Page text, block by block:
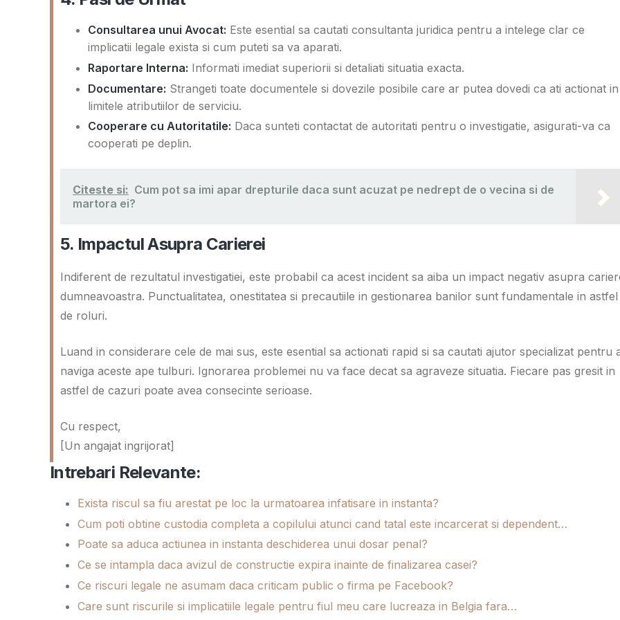
Consultarea unui Avocat: Este esential sa cautati consultanta juridica pentru a intelege clar ce
implicatii legale exista si cum puteti sa va aparati.
Raportare Interna: Informati imediat superiorii si detaliati situatia exacta.
Documentare: Strangeti toate documentele si dovezile posibile care ar putea dovedi ca ati actionat in
limitele atributiilor de serviciu.
Cooperare cu Autoritatile: Daca sunteti contactat de autoritati pentru o investigatie, asigurati-va ca
cooperati pe deplin.
Citeste si: Cum pot sa imi apar drepturile daca sunt acuzat pe nedrept de o vecina si de
martora ei?
5. Impactul Asupra Carierei
Indiferent de rezultatul investigatiei, este probabil ca acest incident sa aiba un impact negativ asupra
dumneavoastra. Punctualitatea, onestitatea si precautiile in gestionarea banilor sunt fundamentale in astfel
de roluri.
Luand in considerare cele de mai sus, este esential sa actionati rapid si sa cautati ajutor specializat pentru
naviga aceste ape tulburi. Ignorarea problemei nu va face decat sa agraveze situatia. Fiecare pas gresit in
astfel de cazuri poate avea consecinte serioase.
Cu respect,
[Un angajat ingrijorat]
Intrebari Relevante:
Exista riscul sa fiu arestat pe loc la urmatoarea infatisare in instanta?
Cum poti obtine custodia completa a copilului atunci cand tatal este incarcerat si dependent…
Poate sa aduca actiunea in instanta deschiderea unui dosar penal?
Ce se intampla daca avizul de constructie expira inainte de finalizarea casei?
Ce riscuri legale ne asumam daca criticam public o firma pe Facebook?
Care sunt riscurile si implicatiile legale pentru fiul meu care lucreaza in Belgia fara…